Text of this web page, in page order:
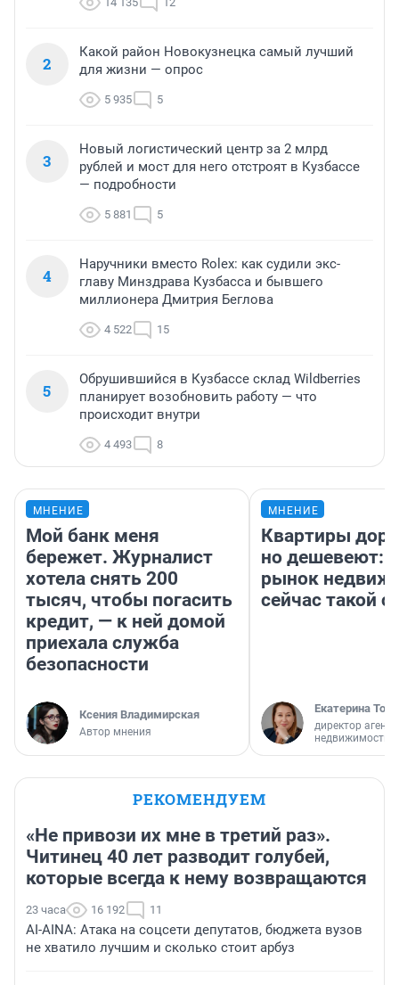
2
Какой район Новокузнецка самый лучший
для жизни — опрос
5 935 5
3
Новый логистический центр за 2 млрд
рублей и мост для него отстроят в Кузбассе
— подробности
5 881 5
4
Наручники вместо Rolex: как судили экс-
главу Минздрава Кузбасса и бывшего
миллионера Дмитрия Беглова
4 522 15
5
Обрушившийся в Кузбассе склад Wildberries
планирует возобновить работу — что
происходит внутри
4 493 8
МНЕНИЕ
Мой банк меня
бережет. Журналист
хотела снять 200
тысяч, чтобы погасить
кредит, — к ней домой
приехала служба
безопасности
Ксения Владимирская
Автор мнения
МНЕНИЕ
Квартиры
но дешевеют:
рынок
сейчас такой
Екатерина
директор
недвижимости
РЕКОМЕНДУЕМ
«Не привози их мне в третий раз».
Читинец 40 лет разводит голубей,
которые всегда к нему возвращаются
23 часа 16 192 11
AI-AINA: Атака на соцсети депутатов, бюджета вузов
не хватило лучшим и сколько стоит арбуз